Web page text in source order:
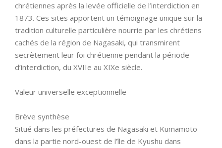
chrétiennes après la levée officielle de l’interdiction en
1873. Ces sites apportent un témoignage unique sur la
tradition culturelle particulière nourrie par les chrétiens
cachés de la région de Nagasaki, qui transmirent
secrètement leur foi chrétienne pendant la période
d’interdiction, du XVIIe au XIXe siècle.
Valeur universelle exceptionnelle
Brève synthèse
Situé dans les préfectures de Nagasaki et Kumamoto
dans la partie nord-ouest de l’île de Kyushu dans